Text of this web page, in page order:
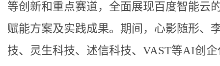
等创新和重点赛道，全面展现百度智能云
赋能方案及实践成果。期间，心影随形、
技、灵生科技、述信科技、VAST等AI创